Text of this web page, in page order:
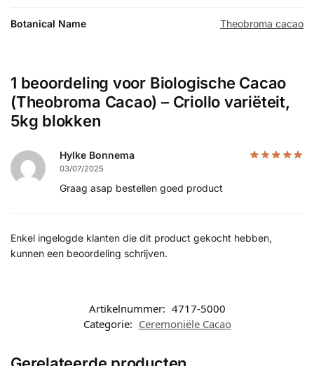
Botanical Name Theobroma cacao
1 beoordeling voor Biologische Cacao
(Theobroma Cacao) – Criollo variëteit,
5kg blokken
Hylke Bonnema
03/07/2025
Graag asap bestellen goed product
Enkel ingelogde klanten die dit product gekocht hebben,
kunnen een beoordeling schrijven.
Artikelnummer: 4717-5000
Categorie: Ceremoniële Cacao